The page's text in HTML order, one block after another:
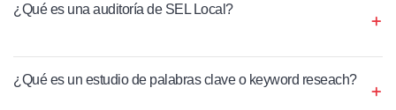
¿Qué es una auditoría de SEL Local?
¿Qué es un estudio de palabras clave o keyword reseach?